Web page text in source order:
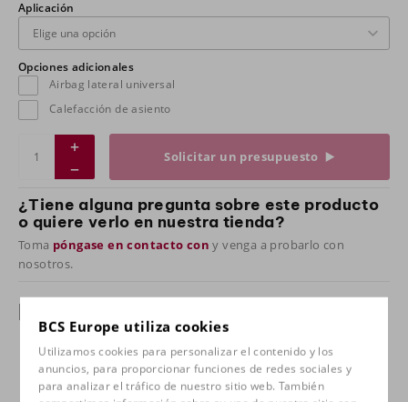
BCS Europe utiliza cookies
Utilizamos cookies para personalizar el contenido y los
anuncios, para proporcionar funciones de redes sociales y
para analizar el tráfico de nuestro sitio web. También
Aplicación
Opciones adicionales
Airbag lateral universal
Calefacción de asiento
Solicitar un presupuesto
¿Tiene alguna pregunta sobre este producto
o quiere verlo en nuestra tienda?
Toma póngase en contacto con y venga a probarlo con
nosotros.
Especificaciones
Aplicación
Dinamica rojo/piel artificial
negra, Dinamica plata/piel
artificial negra, Dinamica/piel